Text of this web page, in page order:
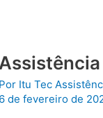
Por Itu Tec
6 de fevereiro de